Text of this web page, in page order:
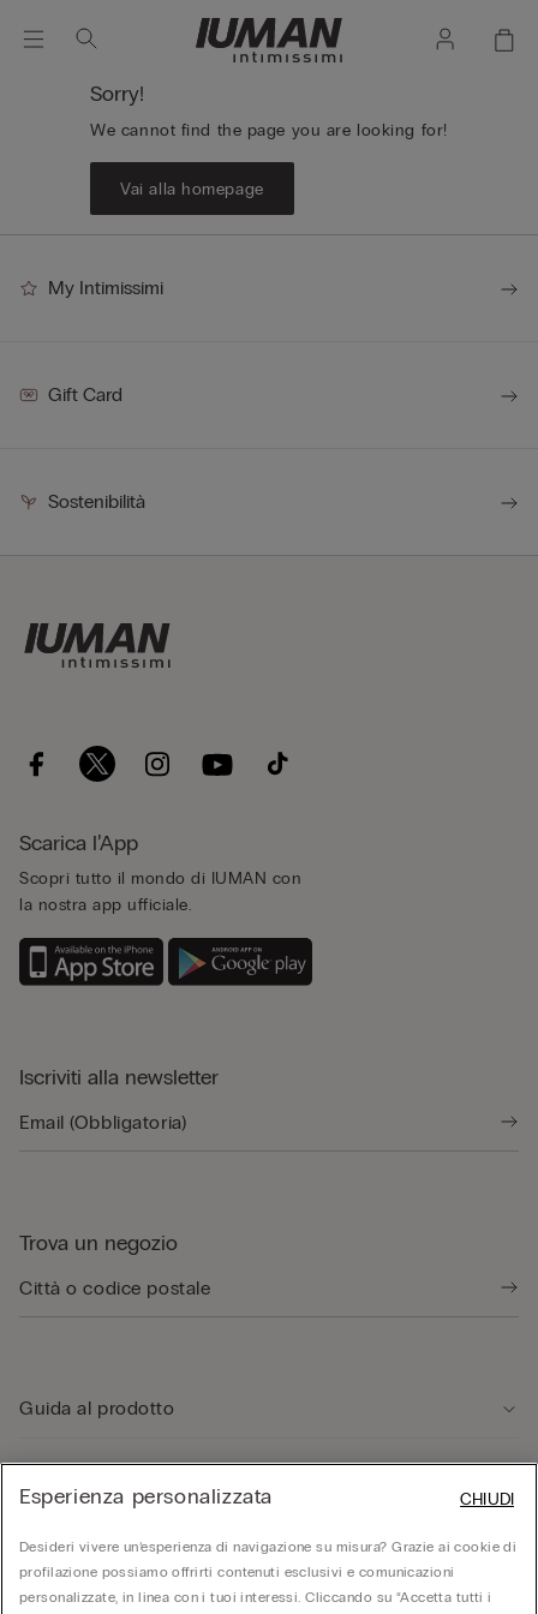
Sorry!
We cannot find the page you are looking for!
Vai alla homepage
My Intimissimi
Gift Card
Sostenibilità
Scarica l’App
Scopri tutto il mondo di IUMAN con
la nostra app ufficiale.
Iscriviti alla newsletter
Trova un negozio
Guida al prodotto
Area Legale
Esperienza personalizzata
Desideri vivere un’esperienza di navigazione su misura? Grazie ai cookie di
profilazione possiamo offrirti contenuti esclusivi e comunicazioni
personalizzate, in linea con i tuoi interessi. Cliccando su “Accetta tutti i
CHIUDI